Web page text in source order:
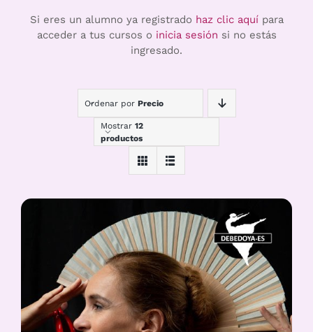
Si eres un alumno ya registrado haz clic aquípara
acceder a tus cursos o inicia sesión si no estás
ingresado.
Ordenar por Precio
Mostrar 12
productos